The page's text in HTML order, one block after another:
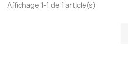
Affichage 1-1 de 1 article(s)